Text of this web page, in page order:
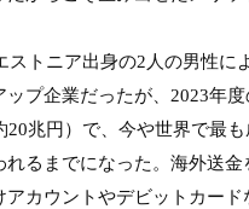
ストニア出身の2人の男性に
ップ企業だったが、2023年
20兆円）で、今や世界で最も
れるまでになった。海外送
アカウントやデビットカー